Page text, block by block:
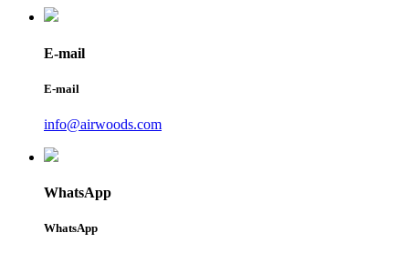
E-mail
E-mail
info@airwoods.com
WhatsApp
WhatsApp